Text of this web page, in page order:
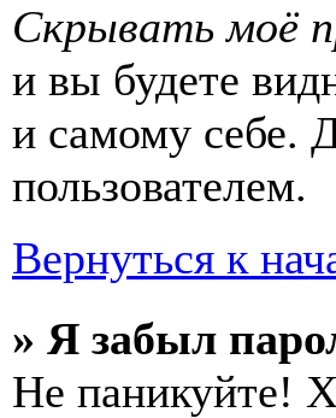
Скрывать моё
и вы будете
и самому себе.
пользователем.
Вернуться к
» Я забыл
Не паникуйте!